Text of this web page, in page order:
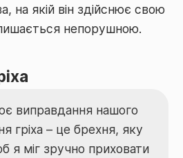
на якій він здійснює свою
непорушною.
виправдання нашого
гріха – це брехня, яку
я міг зручно приховати